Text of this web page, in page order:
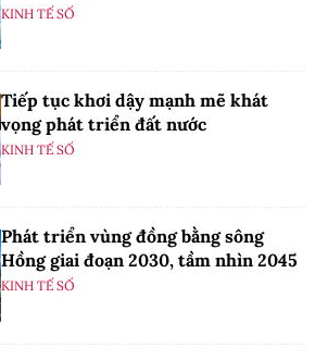
KINH TẾ SỐ
Tiếp tục khơi dậy mạnh mẽ khát
vọng phát triển đất nước
KINH TẾ SỐ
Phát triển vùng đồng bằng sông
Hồng giai đoạn 2030, tầm nhìn 2045
KINH TẾ SỐ